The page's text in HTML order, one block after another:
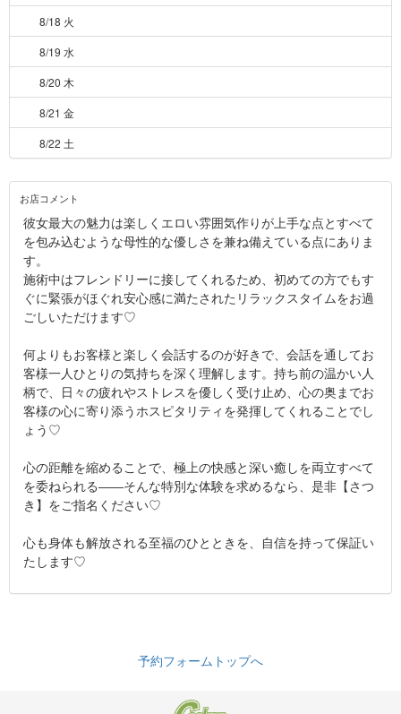
8/18 火
8/19 水
8/20 木
8/21 金
8/22 土
お店コメント
彼女最大の魅力は楽しくエロい雰囲気作りが上手な点とすべて
を包み込むような母性的な優しさを兼ね備えている点にありま
す。
施術中はフレンドリーに接してくれるため、初めての方でもす
ぐに緊張がほぐれ安心感に満たされたリラックスタイムをお過
ごしいただけます♡
何よりもお客様と楽しく会話するのが好きで、会話を通してお
客様一人ひとりの気持ちを深く理解します。持ち前の温かい人
柄で、日々の疲れやストレスを優しく受け止め、心の奥までお
客様の心に寄り添うホスピタリティを発揮してくれることでし
ょう♡
心の距離を縮めることで、極上の快感と深い癒しを両立すべて
を委ねられる――そんな特別な体験を求めるなら、是非【さつ
き】をご指名ください♡
心も身体も解放される至福のひとときを、自信を持って保証い
たします♡
予約フォームトップへ